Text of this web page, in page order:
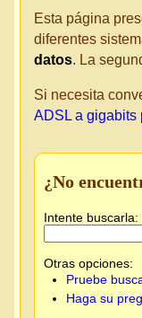
Esta página
diferentes
datos. La
Si necesita
ADSL a gigabits
¿No
Intente buscarla:
Otras opciones:
Pruebe
Haga su